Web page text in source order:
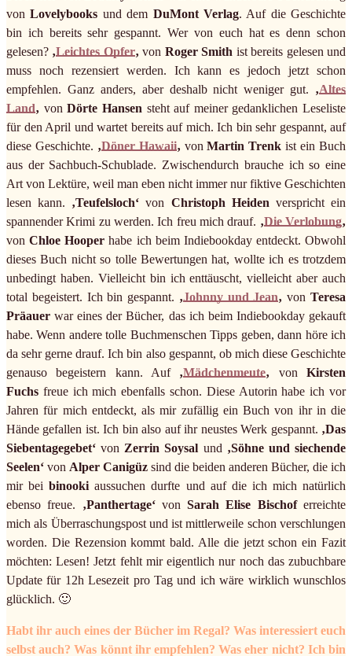
vonLovelybooks und dem DuMont Verlag. Auf die Geschichte
bin ich bereits sehr gespannt. Wer von euch hat es denn schon
gelesen? ‚Leichtes Opfer‚ von Roger Smith ist bereits gelesen und
muss noch rezensiert werden. Ich kann es jedoch jetzt schon
empfehlen. Ganz anders, aber deshalb nicht weniger gut. ‚Altes
Land‚ vonDörte Hansen steht auf meiner gedanklichen Leseliste
für den April und wartet bereits auf mich. Ich bin sehr gespannt, auf
diese Geschichte. ‚Döner Hawaii‚ vonMartin Trenk ist ein Buch
aus der Sachbuch-Schublade. Zwischendurch brauche ich so eine
Art von Lektüre, weil man eben nicht immer nur fiktive Geschichten
lesen kann. ‚Teufelsloch‘ von Christoph Heiden verspricht ein
spannender Krimi zu werden. Ich freu mich drauf. ‚Die Verlobung‚
vonChloe Hooper habe ich beim Indiebookday entdeckt. Obwohl
dieses Buch nicht so tolle Bewertungen hat, wollte ich es trotzdem
unbedingt haben. Vielleicht bin ich enttäuscht, vielleicht aber auch
total begeistert. Ich bin gespannt. ‚Johnny und Jean‚ vonTeresa
Präauer war eines der Bücher, das ich beim Indiebookday gekauft
habe. Wenn andere tolle Buchmenschen Tipps geben, dann höre ich
da sehr gerne drauf. Ich bin also gespannt, ob mich diese Geschichte
genauso begeistern kann. Auf ‚Mädchenmeute‚ vonKirsten
Fuchs freue ich mich ebenfalls schon. Diese Autorin habe ich vor
Jahren für mich entdeckt, als mir zufällig ein Buch von ihr in die
Hände gefallen ist. Ich bin also auf ihr neustes Werk gespannt. ‚Das
Siebentagegebet‘ von Zerrin Soysal und ‚Söhne und siechende
Seelen‘ von Alper Canigüz sind die beiden anderen Bücher, die ich
mir beibinooki aussuchen durfte und auf die ich mich natürlich
ebenso freue. ‚Panthertage‘vonSarah Elise Bischoferreichte
mich als Überraschungspost und ist mittlerweile schon verschlungen
worden. Die Rezension kommt bald. Alle die jetzt schon ein Fazit
möchten: Lesen! Jetzt fehlt mir eigentlich nur noch das zubuchbare
Update für 12h Lesezeit pro Tag und ich wäre wirklich wunschlos
glücklich. 🙂
Habt ihr auch eines der Bücher im Regal? Was interessiert euch
selbst auch? Was könnt ihr empfehlen? Was eher nicht? Ich bin